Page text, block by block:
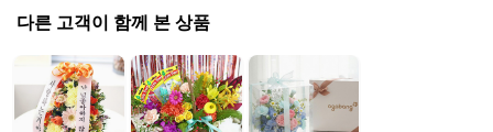
다른 고객이 함께 본 상품